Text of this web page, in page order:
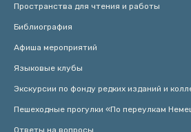
Пространства для чтения и работы
Библиография
Афиша мероприятий
Языковые клубы
Экскурсии по фонду редких изданий и
Пешеходные прогулки «По переулкам
Ответы на вопросы